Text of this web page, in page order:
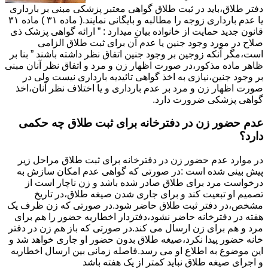
دفتر طلاق،باید در ثبت طلاق گواهی معتبر پزشکی مبنی بر بارداری
یا عدم بارداری زوجه را مطالبه و بایگانی نمایند.( ماده ۳۱ ) ماده ۳۱
قانون جدید حمایت از خانواده بیان میدارد : ” ارائه گواهی پزشک ذی
صلاح در مورد وجود جنین یا عدم آن برای ثبت طلاق الزامی
است،مگر آنکه زوجین بر وجود جنین اتفاق نظر داشته باشند ” بنا بر
ظاهر ماده مذکور،در صورت اظهار زن و مرد و اتفاق نظر آنان مبنی
بر وجود جنین،نیازی به اخذ گواهی تائیدیه بارداری نیست ولی در
صورت اظهار زن و مرد بر عدم بارداری و یا اختلاف نظر آنان،اخذ
گواهی پزشکی ضرورت دارد.
عدم حضور زن در دفترخانه برای ثبت طلاق چه حکمی
دارد؟
در موارد عدم حضور زن در دفترخانه برای ثبت طلاق مراحل زیر
پیش بینی شده است :در صورتی که گواهی عدم امکان سازش به
درخواست مرد برای طلاق صادر شده باشد و زن ناچار است از
تصمیم او تبعیت کند و برای جاری شدن صیغه طلاق،در تاریخ
مشخص،در دفتر ثبت طلاق حاضر شود.در صورتی که زن ظرف یک
هفته در دفترخانه حاضر نشود،دفتردار اخطاریه حضور را هم برای
مرد و هم برای زن ارسال می کند.در صورتی که باز هم زن در دفتر
خانه حضور پیدا نکرد،صیغه طلاق بدون حضور او جاری خواهد شد و
این موضوع به اطلاع او می رسد.فاصله زمانی بین ارسال اخطاریه
و اجرای صیغه طلاق نباید کمتر از یک هفته باشد